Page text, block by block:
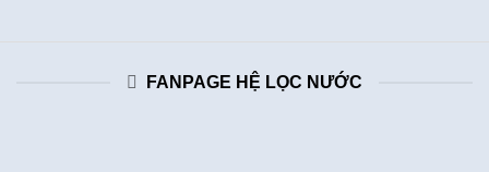
FANPAGE HỆ LỌC NƯỚC